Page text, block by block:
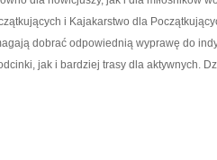
i Kajakarstwo dla
dobrać odpowiednią wyprawę do
jak i bardziej trasy dla aktywnych.